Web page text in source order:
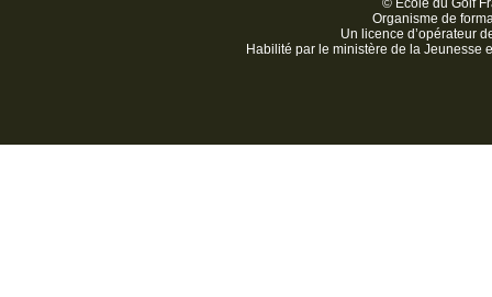
© Ecole du Golf
Organisme de
Un licence d’opérateur
Habilité par le ministère de la Jeunesse